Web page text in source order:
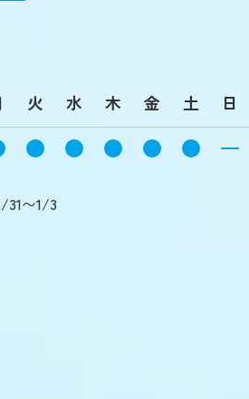
火 水 木 金 土 日
31〜1/3